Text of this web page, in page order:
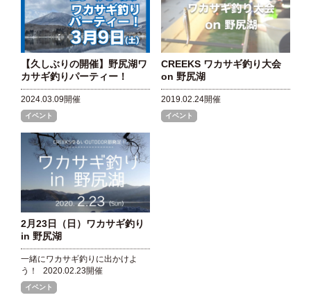
【久しぶりの開催】野尻湖ワ
カサギ釣りパーティー！
2024.03.09開催
イベント
CREEKS ワカサギ釣り大会
on 野尻湖
2019.02.24開催
イベント
2月23日（日）ワカサギ釣り
in 野尻湖
一緒にワカサギ釣りに出かけよ
う！
2020.02.23開催
イベント